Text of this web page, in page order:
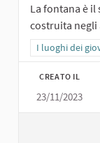
La fontana è il
costruita negli
Filtra i risultati
I luoghi dei
CREATO IL
23/11/2023